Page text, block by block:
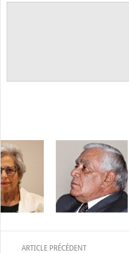
ARTICLE PRÉCÉDENT